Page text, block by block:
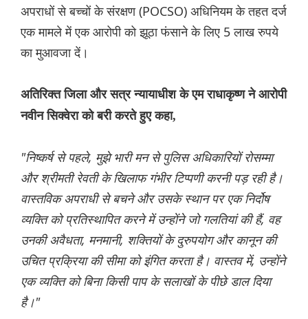
अपराधों से बच्चों के संरक्षण (POCSO) अधिनियम के तहत दर्ज
एक मामले में एक आरोपी को झूठा फंसाने के लिए 5 लाख रुपये
का मुआवजा दें।
अतिरिक्त जिला और सत्र न्यायाधीश के एम राधाकृष्ण ने आरोपी
नवीन सिक्वेरा को बरी करते हुए कहा,
"निष्कर्ष से पहले, मुझे भारी मन से पुलिस अधिकारियों रोसम्मा
और श्रीमती रेवती के खिलाफ गंभीर टिप्पणी करनी पड़ रही है।
वास्तविक अपराधी से बचने और उसके स्थान पर एक निर्दोष
व्यक्ति को प्रतिस्थापित करने में उन्होंने जो गलतियां की हैं, वह
उनकी अवैधता, मनमानी, शक्तियों के दुरुपयोग और कानून की
उचित प्रक्रिया की सीमा को इंगित करता है। वास्तव में, उन्होंने
एक व्यक्ति को बिना किसी पाप के सलाखों के पीछे डाल दिया
है।"